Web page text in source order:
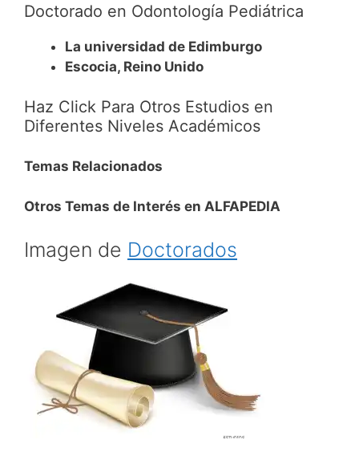
Doctorado en Odontología Pediátrica
La universidad de Edimburgo
Escocia, Reino Unido
Haz Click Para Otros Estudios en
Diferentes Niveles Académicos
Temas Relacionados
Otros Temas de Interés en ALFAPEDIA
Imagen de Doctorados